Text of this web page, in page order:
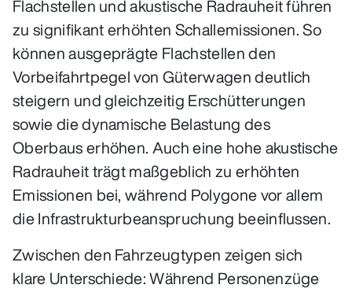
Flachstellen und akustische Radrauheit führen
zu signifikant erhöhten Schallemissionen. So
können ausgeprägte Flachstellen den
Vorbeifahrtpegel von Güterwagen deutlich
steigern und gleichzeitig Erschütterungen
sowie die dynamische Belastung des
Oberbaus erhöhen. Auch eine hohe akustische
Radrauheit trägt maßgeblich zu erhöhten
Emissionen bei, während Polygone vor allem
die Infrastrukturbeanspruchung beeinflussen.
Zwischen den Fahrzeugtypen zeigen sich
klare Unterschiede: Während Personenzüge